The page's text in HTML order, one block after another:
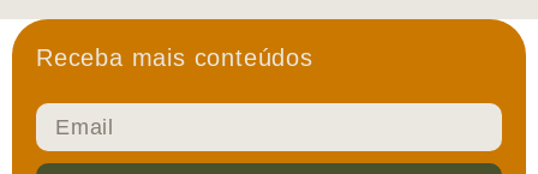
Receba mais conteúdos